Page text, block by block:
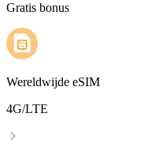
Gratis bonus
Wereldwijde eSIM
4G/LTE